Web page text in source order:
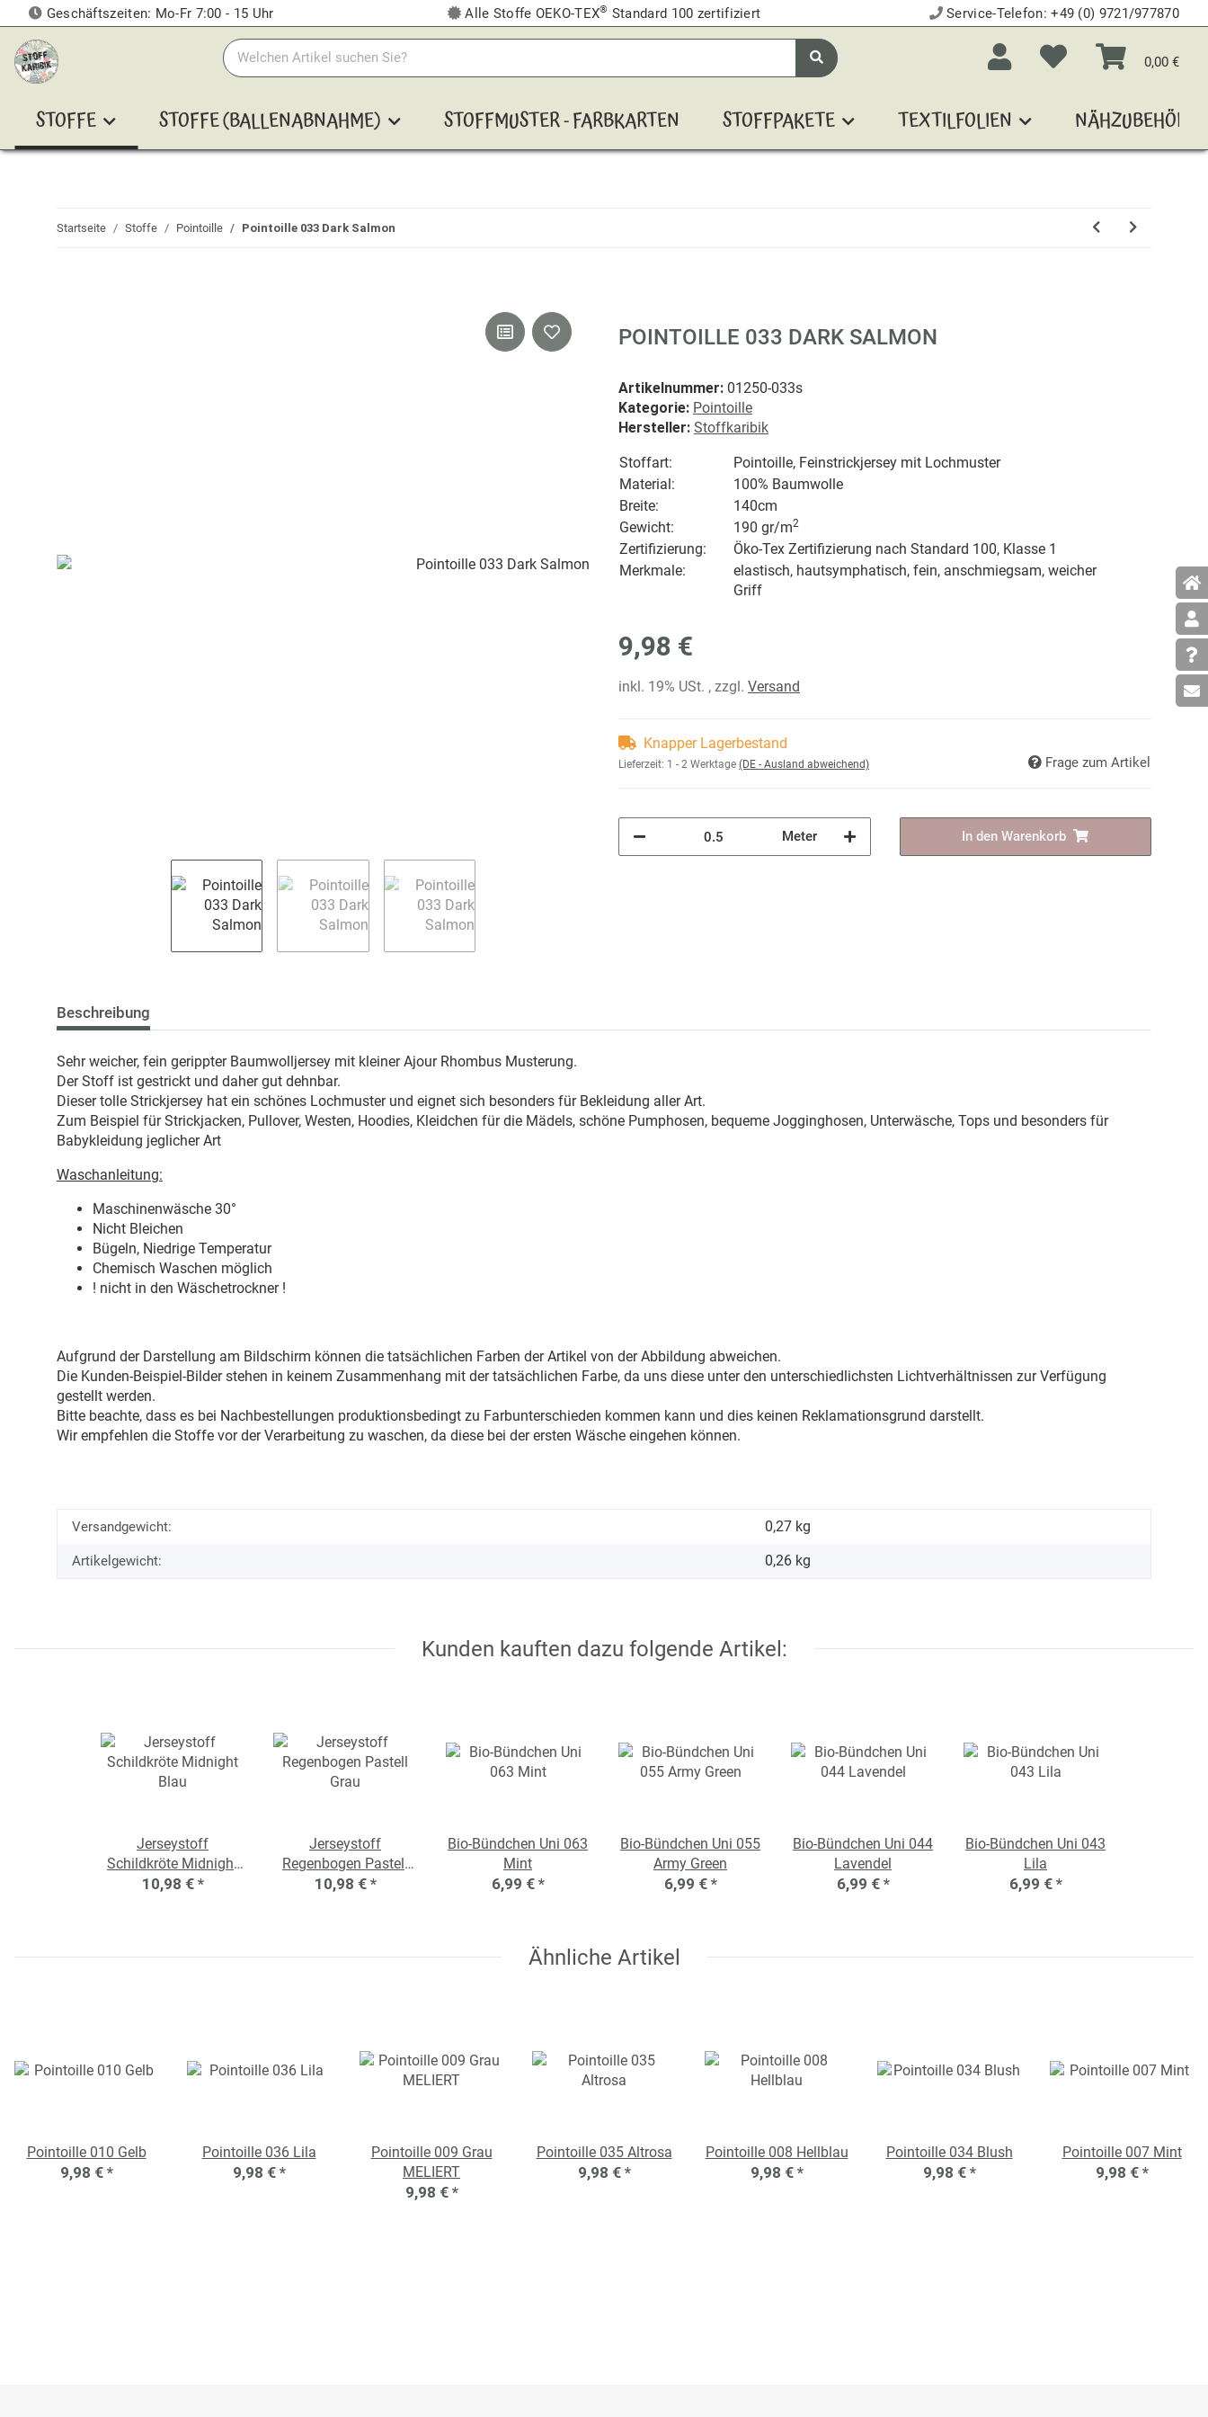
Geschäftszeiten: Mo-Fr 7:00 - 15 Uhr Alle Stoffe OEKO-TEX® Standard 100 zertifiziert Service-Telefon:+49 (0) 9721/977870
0,00 €
STOFFE STOFFE (BALLENABNAHME) STOFFMUSTER - FARBKARTEN STOFFPAKETE TEXTILFOLIEN NÄHZUBEHÖR
Startseite Stoffe Pointoille Pointoille 033 Dark Salmon
POINTOILLE 033 DARK SALMON
Artikelnummer: 01250-033s
Kategorie: Pointoille
Hersteller: Stoffkaribik
Stoffart:
Pointoille, Feinstrickjersey mit Lochmuster
Material:
100% Baumwolle
Breite:
140cm
Gewicht:
190 gr/m2
Zertifizierung:
Öko-Tex Zertifizierung nach Standard 100, Klasse 1
Merkmale:
elastisch, hautsymphatisch, fein, anschmiegsam, weicher
Griff
9,98 €
inkl. 19% USt. , zzgl. Versand
Knapper Lagerbestand
Lieferzeit: 1 - 2 Werktage (DE - Ausland abweichend) Frage zum Artikel
Meter In den Warenkorb
Beschreibung
Sehr weicher, fein gerippter Baumwolljersey mit kleiner Ajour Rhombus Musterung.
Der Stoff ist gestrickt und daher gut dehnbar.
Dieser tolle Strickjersey hat ein schönes Lochmuster und eignet sich besonders für Bekleidung aller Art.
Zum Beispiel für Strickjacken, Pullover, Westen, Hoodies, Kleidchen für die Mädels, schöne Pumphosen, bequeme Jogginghosen, Unterwäsche, Tops und besonders für
Babykleidung jeglicher Art
Waschanleitung:
Maschinenwäsche 30°
Nicht Bleichen
Bügeln, Niedrige Temperatur
Chemisch Waschen möglich
! nicht in den Wäschetrockner !
Aufgrund der Darstellung am Bildschirm können die tatsächlichen Farben der Artikel von der Abbildung abweichen.
Die Kunden-Beispiel-Bilder stehen in keinem Zusammenhang mit der tatsächlichen Farbe, da uns diese unter den unterschiedlichsten Lichtverhältnissen zur Verfügung
gestellt werden.
Bitte beachte, dass es bei Nachbestellungen produktionsbedingt zu Farbunterschieden kommen kann und dies keinen Reklamationsgrund darstellt.
Wir empfehlen die Stoffe vor der Verarbeitung zu waschen, da diese bei der ersten Wäsche eingehen können.
Versandgewicht: 0,27 kg
Artikelgewicht: 0,26 kg
Kunden kauften dazu folgende Artikel:
Jerseystoff
Schildkröte Midnight
Blau
10,98 € *
Jerseystoff
Regenbogen Pastell
Grau
10,98 € *
Bio-Bündchen Uni 063
Mint
6,99 € *
Bio-Bündchen Uni 055
Army Green
6,99 € *
Bio-Bündchen Uni 044
Lavendel
6,99 € *
Bio-Bündchen Uni 043
Lila
6,99 € *
Ähnliche Artikel
Pointoille 010 Gelb
9,98 € *
Pointoille 036 Lila
9,98 € *
Pointoille 009 Grau
MELIERT
9,98 € *
Pointoille 035 Altrosa
9,98 € *
Pointoille 008 Hellblau
9,98 € *
Pointoille 034 Blush
9,98 € *
Pointoille 007 Mint
9,98 € *